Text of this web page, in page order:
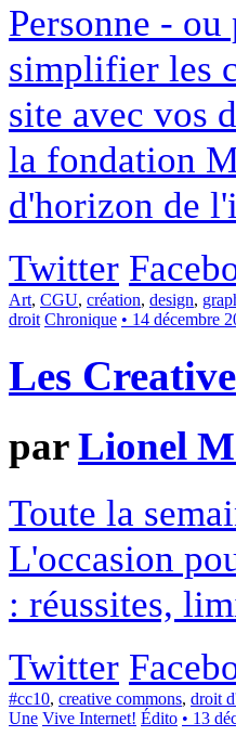
Personne -
simplifier les
site avec vos
la fondation
d'horizon de
Twitter
Art, CGU, création, design,
droit Chronique • 14 décembre
Les
parLionel
Toute la
L'occasion
: réussites,
Twitter
#cc10, creative commons, droit
Une Vive Internet! Édito • 13